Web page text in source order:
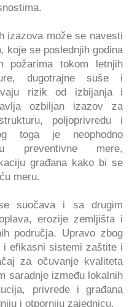
izazova može se navesti
koje se poslednjih godina
požarima tokom letnjih
dugotrajne suše i
rizik od izbijanja i
ozbiljan izazov za
poljoprivredu i
toga je neophodno
preventivne mere,
građana kako bi se
meru.
suočava i sa drugim
erozije zemljišta i
područja. Upravo zbog
i efikasni sistemi zaštite i
za očuvanje kvaliteta
saradnje između lokalnih
privrede i građana
i otporniju zajednicu.